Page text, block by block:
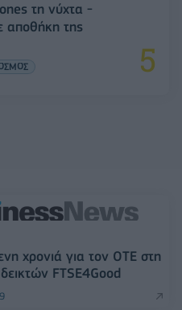
τη νύχτα -
αποθήκη της
χρονιά για τον ΟΤΕ στη
FTSE4Good